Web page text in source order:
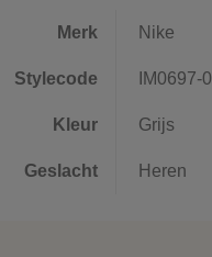
Merk Nike
Stylecode IM0697-
Kleur Grijs
Geslacht Heren